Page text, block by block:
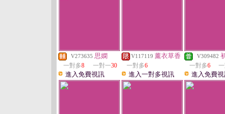
V273635 思嫻
一對多8 一對一30
進入免費視訊
V117119 薰衣草香
一對多6
進入一對多視訊
V309482
一對多6
進入免費